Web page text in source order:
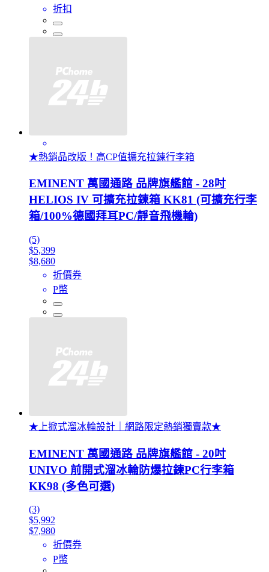
折扣
★熱銷品改版！高CP值擴充拉鍊行李箱
EMINENT 萬國通路 品牌旗艦館 - 28吋
HELIOS IV 可擴充拉鍊箱 KK81 (可擴充行李
箱/100%德國拜耳PC/靜音飛機輪)
(5)
$5,399
$8,680
折價券
P幣
★上掀式溜冰輪設計｜網路限定熱銷獨賣款★
EMINENT 萬國通路 品牌旗艦館 - 20吋
UNIVO 前開式溜冰輪防爆拉鍊PC行李箱
KK98 (多色可選)
(3)
$5,992
$7,980
折價券
P幣